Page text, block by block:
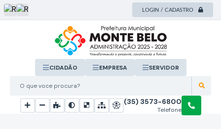
LOGIN / CADASTRO
O que voce procura?
CIDADÃO EMPRESA SERVIDOR
Telefone
(35) 3573-6800